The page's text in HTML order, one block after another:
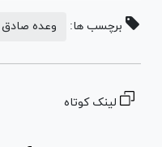
برچسب ها: وعده صادق 4
لینک کوتاه